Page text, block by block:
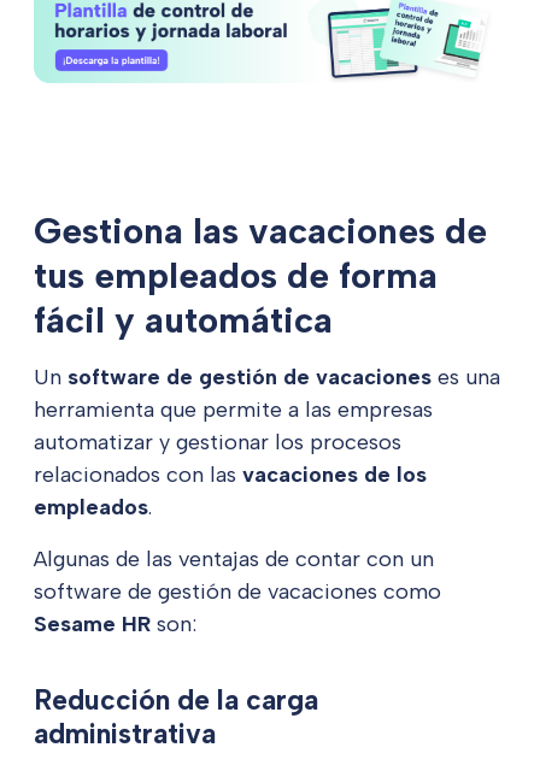
Gestiona las vacaciones de
tus empleados de forma
fácil y automática
Un software de gestión de vacaciones es una
herramienta que permite a las empresas
automatizar y gestionar los procesos
relacionados con las vacaciones de los
empleados.
Algunas de las ventajas de contar con un
software de gestión de vacaciones como
Sesame HR son:
Reducción de la carga
administrativa